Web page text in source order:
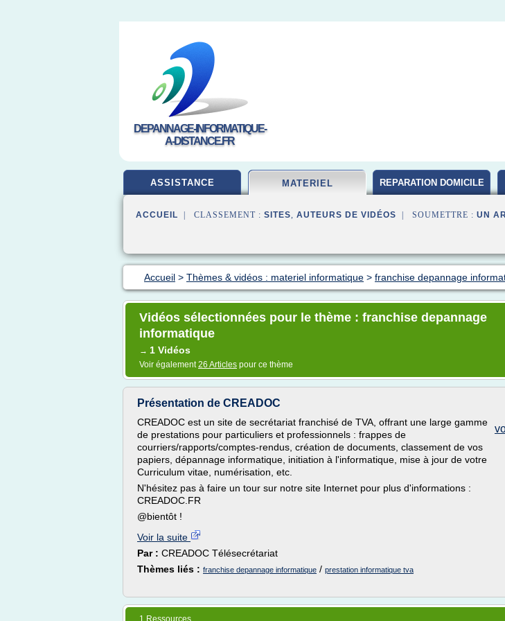
DEPANNAGE-INFORMATIQUE-
A-DISTANCE.FR
ASSISTANCE MATERIEL REPARATION DOMICILE
ACCUEIL | CLASSEMENT : SITES, AUTEURS DE VIDÉOS | SOUMETTRE : UN
Accueil > Thèmes & vidéos : materiel informatique > franchise depannage
Vidéos sélectionnées pour le thème : franchise depannage
informatique
→ 1 Vidéos
Voir également26 Articles pour ce thème
Présentation de CREADOC
CREADOC est un site de secrétariat franchisé de TVA, offrant une large gamme
de prestations pour particuliers et professionnels : frappes de
courriers/rapports/comptes-rendus, création de documents, classement de vos
papiers, dépannage informatique, initiation à l'informatique, mise à jour de votre
Curriculum vitae, numérisation, etc.
N'hésitez pas à faire un tour sur notre site Internet pour plus d'informations :
CREADOC.FR
@bientôt !
Voir la suite
Par : CREADOC Télésecrétariat
Thèmes liés : franchise depannage informatique / prestation informatique tva
1 Ressources